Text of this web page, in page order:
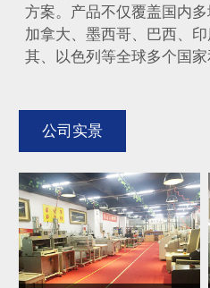
方案。产品不仅覆盖国内多
加拿大、墨西哥、巴西、
其、以色列等全球多个国家
公司实景